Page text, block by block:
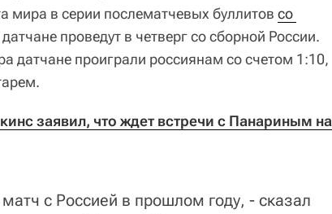
мира в серии послематчевых буллитов со
проведут в четверг со сборной России.
датчане проиграли россиянам со счетом 1:10,
заявил, что ждет встречи с Панариным на
с Россией в прошлом году, - сказал